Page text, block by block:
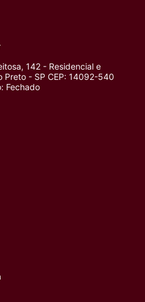
142 - Residencial e
Preto - SP CEP: 14092-540
Fechado